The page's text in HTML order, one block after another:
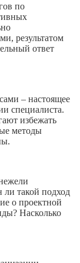
по
результатом
ответ
– настоящее
специалиста.
избежать
методы
ли такой подход
о проектной
Насколько